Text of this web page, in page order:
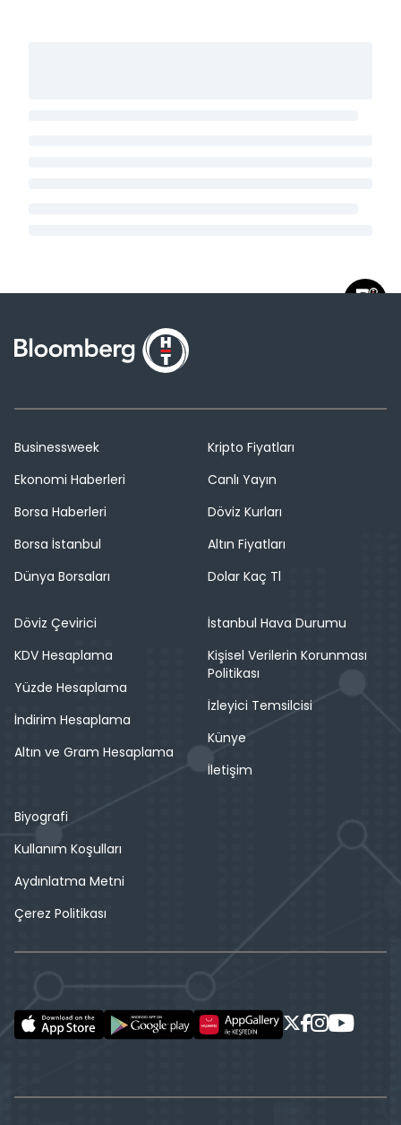
Businessweek
Ekonomi Haberleri
Borsa Haberleri
Borsa İstanbul
Dünya Borsaları
Kripto Fiyatları
Canlı Yayın
Döviz Kurları
Altın Fiyatları
Dolar Kaç Tl
Döviz Çevirici
KDV Hesaplama
Yüzde Hesaplama
İndirim Hesaplama
Altın ve Gram Hesaplama
İstanbul Hava Durumu
Kişisel Verilerin Korunması
Politikası
İzleyici Temsilcisi
Künye
İletişim
Biyografi
Kullanım Koşulları
Aydınlatma Metni
Çerez Politikası